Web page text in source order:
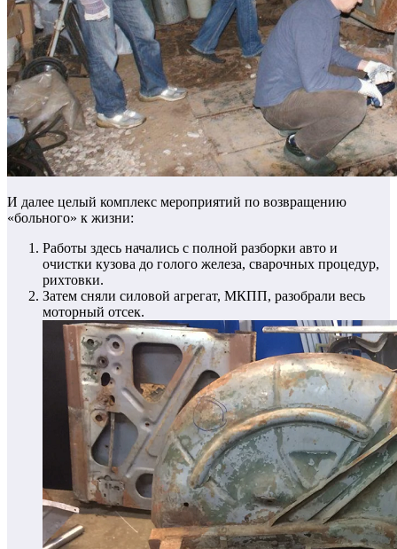
И далее целый комплекс мероприятий по возвращению
«больного» к жизни:
Работы здесь начались с полной разборки авто и
очистки кузова до голого железа, сварочных процедур,
рихтовки.
Затем сняли силовой агрегат, МКПП, разобрали весь
моторный отсек.